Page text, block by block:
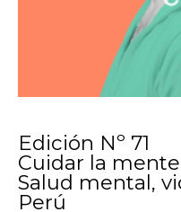
Edición Nº 71
Cuidar la
Salud mental,
Perú